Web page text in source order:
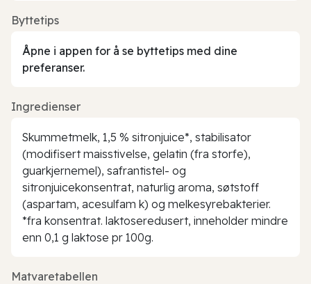
Byttetips
Åpne i appen for å se byttetips med dine
preferanser.
Ingredienser
Skummetmelk, 1,5 % sitronjuice*, stabilisator
(modifisert maisstivelse, gelatin (fra storfe),
guarkjernemel), safrantistel- og
sitronjuicekonsentrat, naturlig aroma, søtstoff
(aspartam, acesulfam k) og melkesyrebakterier.
*fra konsentrat. laktoseredusert, inneholder mindre
enn 0,1 g laktose pr 100g.
Matvaretabellen